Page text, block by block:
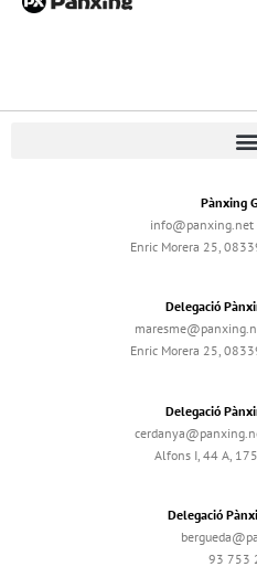
Pànxing
Enric Morera 25,
Delegació
Enric Morera 25,
Delegació
Alfons I, 44 A,
Delegació
93 753